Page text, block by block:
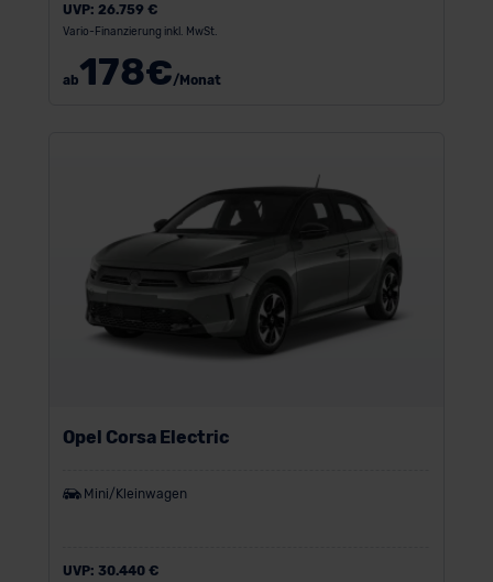
UVP: 26.759 €
Vario-Finanzierung inkl. MwSt.
ab178€/Monat
Opel Corsa Electric
Mini/Kleinwagen
UVP: 30.440 €